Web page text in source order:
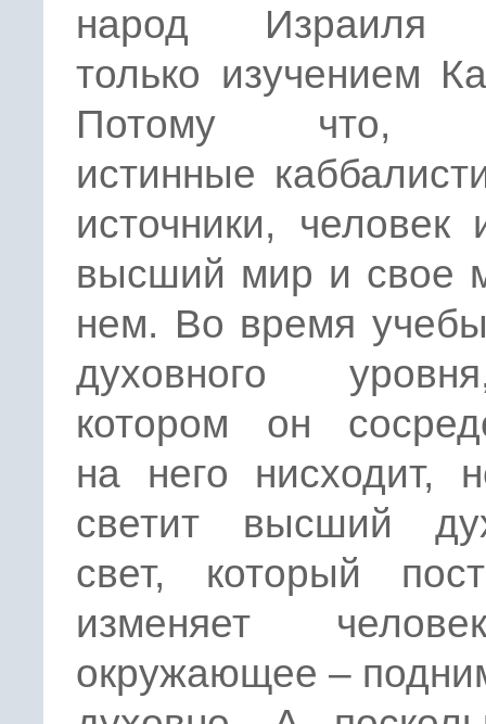
народ Израиля
только изучением
Потому что,
истинные
источники, человек
высший мир и свое
нем. Во время
духовного
котором он
на него нисходит,
светит высший
свет, который
изменяет
окружающее –